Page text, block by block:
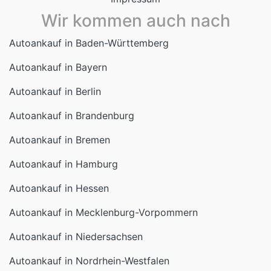
Autoankauf in Baden-Württemberg
Autoankauf in Bayern
Autoankauf in Berlin
Autoankauf in Brandenburg
Autoankauf in Bremen
Autoankauf in Hamburg
Autoankauf in Hessen
Autoankauf in Mecklenburg-Vorpommern
Autoankauf in Niedersachsen
Autoankauf in Nordrhein-Westfalen